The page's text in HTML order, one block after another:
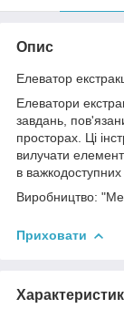
Опис
Елеватор
Елеватори
завдань,
просторах. Ці
вилучати
в важкодоступних
Виробництво:
Приховати